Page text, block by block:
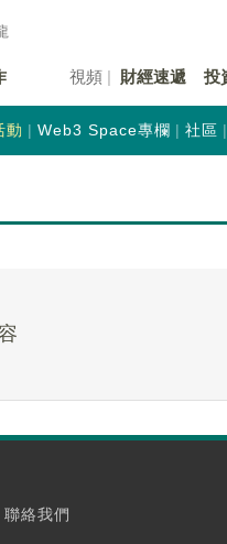
視頻 財經速遞 投
動 Web3 Space專欄 社區
聯絡我們